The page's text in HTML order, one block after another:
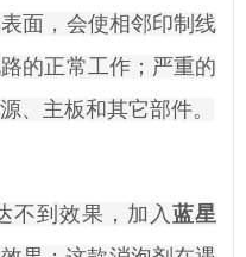
面，会使相邻印制线
的正常工作；严重的
、主板和其它部件。
不到效果，加入蓝星